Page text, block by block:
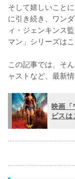
そして嬉しいこと
に引き続き、ワン
ィ・ジェンキンス
マン」シリーズは
この記事では、そ
ャストなど、最新
映画「
ビスは